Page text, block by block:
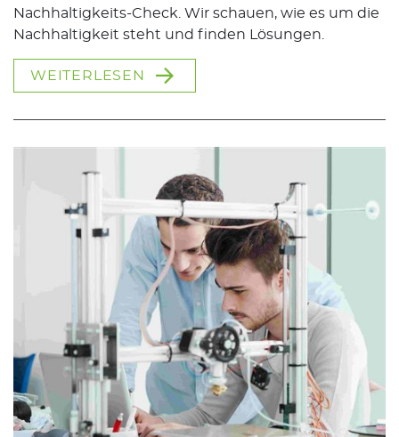
Nachhaltigkeits-Check. Wir schauen, wie es um die
Nachhaltigkeit steht und finden Lösungen.
WEITERLESEN